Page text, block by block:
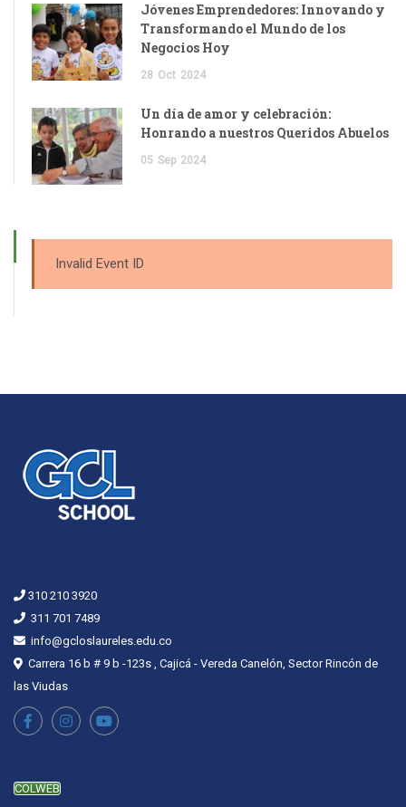
Jóvenes Emprendedores: Innovando y
Transformando el Mundo de los
Negocios Hoy
28 Oct 2024
Un día de amor y celebración:
Honrando a nuestros Queridos Abuelos
05 Sep 2024
Invalid Event ID
310 210 3920
311 701 7489
info@gcloslaureles.edu.co
Carrera 16 b # 9 b -123s , Cajicá - Vereda Canelón, Sector Rincón de
las Viudas
COLWEB